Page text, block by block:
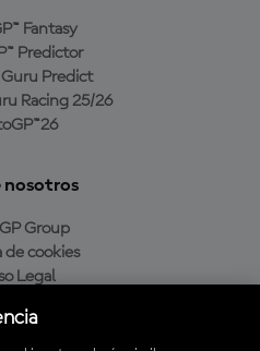
Fantasy
Predictor
Predict
Racing 25/26
nosotros
Group
de cookies
Legal
compra